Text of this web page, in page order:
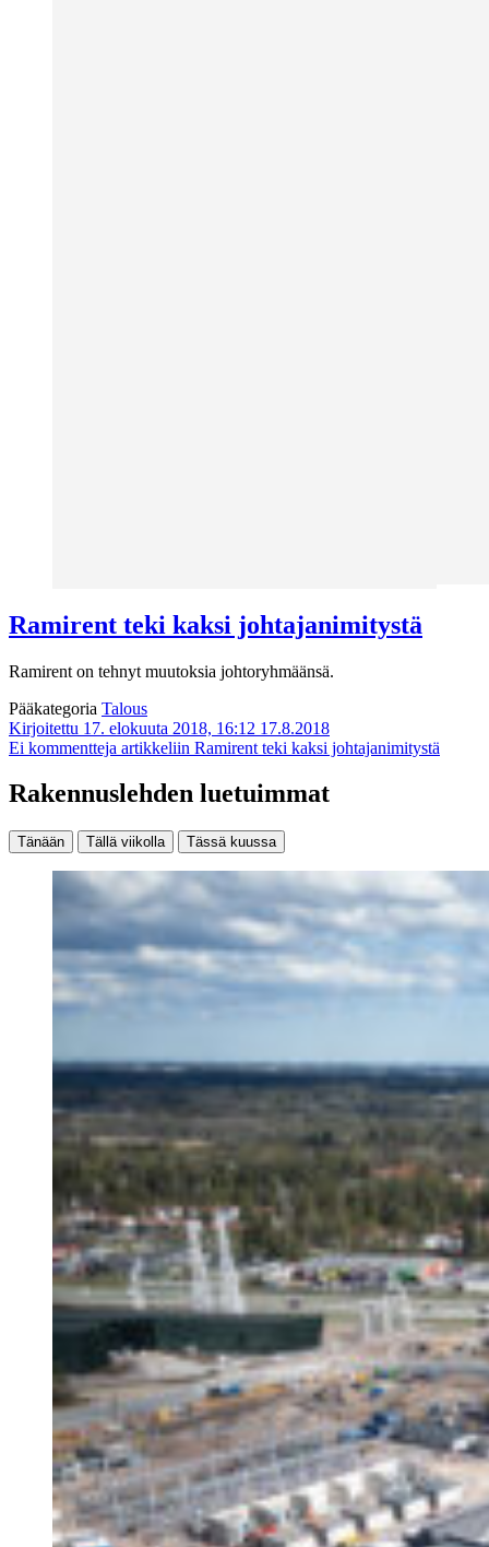
Ramirent teki kaksi johtajanimitystä
Ramirent on tehnyt muutoksia johtoryhmäänsä.
Pääkategoria Talous
Kirjoitettu 17. elokuuta 2018, 16:12 17.8.2018
Ei kommentteja artikkeliin Ramirent teki kaksi johtajanimitystä
Rakennuslehden luetuimmat
Tänään Tällä viikolla Tässä kuussa